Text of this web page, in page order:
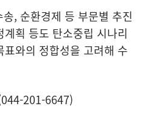
, 순환경제 등 부문별 추진
획 등도 탄소중립 시나리
와의 정합성을 고려해 수
201-6647)